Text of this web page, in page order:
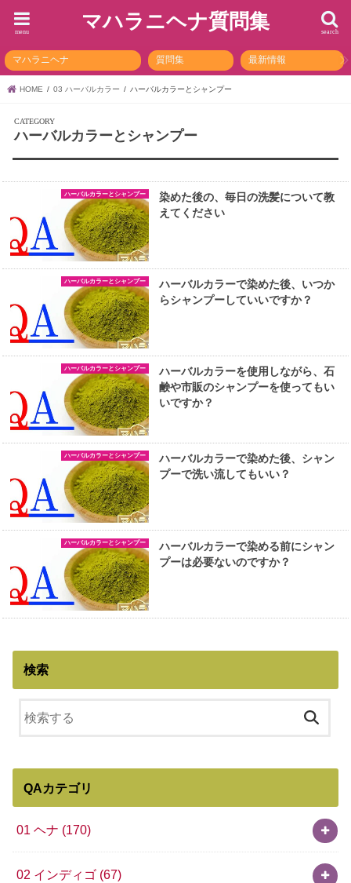
マハラニヘナ質問集 search
menu
マハラニヘナ 質問集 最新情報
HOME 03 ハーバルカラー ハーバルカラーとシャンプー
ハーバルカラーとシャンプー
ハーバルカラーとシャンプー
染めた後の、毎日の洗髪について教
えてください
ハーバルカラーとシャンプー
ハーバルカラーで染めた後、いつか
らシャンプーしていいですか？
ハーバルカラーとシャンプー
ハーバルカラーを使用しながら、石
鹸や市販のシャンプーを使ってもい
いですか？
ハーバルカラーとシャンプー
ハーバルカラーで染めた後、シャン
プーで洗い流してもいい？
ハーバルカラーとシャンプー
ハーバルカラーで染める前にシャン
プーは必要ないのですか？
検索
QAカテゴリ
01 ヘナ (170)
02 インディゴ (67)